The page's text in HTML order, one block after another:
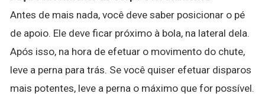
Antes de mais nada, você deve saber posicionar o pé
de apoio. Ele deve ficar próximo à bola, na lateral dela.
Após isso, na hora de efetuar o movimento do chute,
leve a perna para trás. Se você quiser efetuar disparos
mais potentes, leve a perna o máximo que for possível.